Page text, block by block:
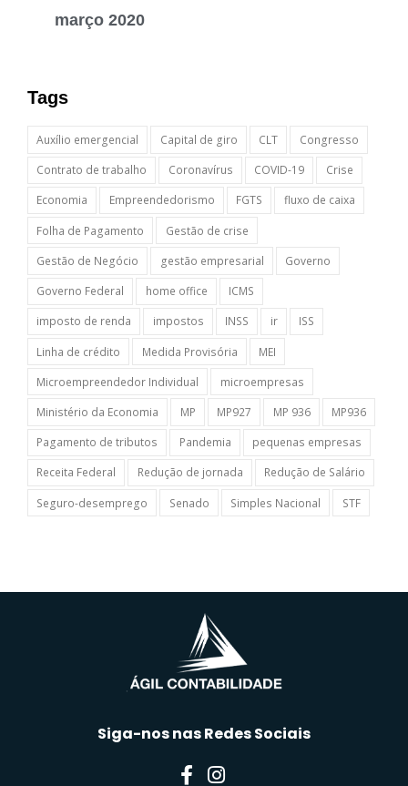
março 2020
Tags
Auxílio emergencial Capital de giro CLT
Congresso
Contrato de trabalho
Coronavírus COVID-19
Crise
Economia
Empreendedorismo FGTS
fluxo de caixa
Folha de Pagamento
Gestão de crise
Gestão de Negócio
gestão empresarial
Governo
Governo Federal
home office
ICMS
imposto de renda
impostos INSS ir
ISS
Linha de crédito
Medida Provisória
MEI
Microempreendedor Individual
microempresas
Ministério da Economia
MP MP927 MP 936
MP936
Pagamento de tributos
Pandemia
pequenas empresas
Receita Federal
Redução de jornada
Redução de Salário
Seguro-desemprego
Senado Simples Nacional STF
Siga-nos nas Redes Sociais